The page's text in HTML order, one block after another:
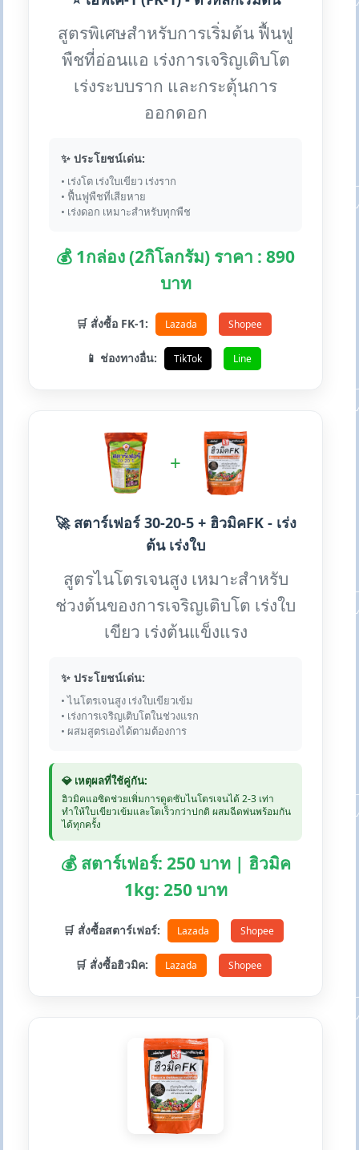
สูตรพิเศษสำหรับการเริ่มต้น ฟื้นฟู
พืชที่อ่อนแอ เร่งการเจริญเติบโต
เร่งระบบราก และกระตุ้นการ
ออกดอก
✨ ประโยชน์เด่น:
• เร่งโต เร่งใบเขียว เร่งราก
• ฟื้นฟูพืชที่เสียหาย
• เร่งดอก เหมาะสำหรับทุกพืช
💰 1กล่อง (2กิโลกรัม) ราคา : 890
บาท
🛒 สั่งซื้อ FK-1: Lazada Shopee
📱 ช่องทางอื่น: TikTok Line
+
🚀 สตาร์เฟอร์ 30-20-5 + ฮิวมิคFK - เร่ง
ต้น เร่งใบ
สูตรไนโตรเจนสูง เหมาะสำหรับ
ช่วงต้นของการเจริญเติบโต เร่งใบ
เขียว เร่งต้นแข็งแรง
✨ ประโยชน์เด่น:
• ไนโตรเจนสูง เร่งใบเขียวเข้ม
• เร่งการเจริญเติบโตในช่วงแรก
• ผสมสูตรเองได้ตามต้องการ
💎 เหตุผลที่ใช้คู่กัน:
ฮิวมิคแอซิดช่วยเพิ่มการดูดซับไนโตรเจนได้ 2-3 เท่า
ทำให้ใบเขียวเข้มและโตเร็วกว่าปกติ ผสมฉีดพ่นพร้อมกัน
ได้ทุกครั้ง
💰 สตาร์เฟอร์: 250 บาท | ฮิวมิค
1kg: 250 บาท
🛒 สั่งซื้อสตาร์เฟอร์: Lazada Shopee
🛒 สั่งซื้อฮิวมิค: Lazada Shopee